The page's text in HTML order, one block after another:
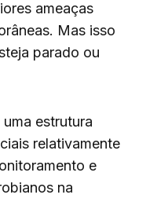
ameaças
Mas isso
parado ou
estrutura
relativamente
e
na